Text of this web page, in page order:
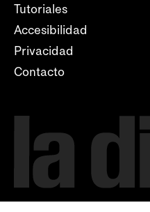
Tutoriales
Accesibilidad
Privacidad
Contacto